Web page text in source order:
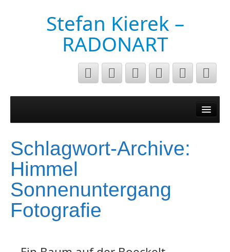
Stefan Kierek –
RADONART
Musik&Art
Surreal
Architecture
Luftaufnahmen
Schlagwort-Archive:
Himmel
Sonnenuntergang
Fotografie